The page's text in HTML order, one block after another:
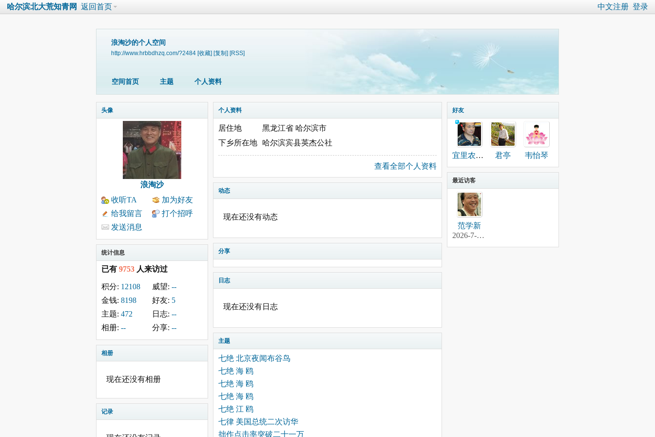
中文注册 登录
哈尔滨北大荒知青网 返回首页
浪淘沙的个人空间
http://www.hrbbdhzq.com/?2484 [收藏] [复制] [RSS]
空间首页 主题 个人资料
头像
浪淘沙
收听TA
加为好友
给我留言
打个招呼
发送消息
统计信息
已有 9753 人来访过
积分: 12108 威望: --
金钱: 8198 好友: 5
主题: 472 日志: --
相册: -- 分享: --
相册
现在还没有相册
记录
个人资料
居住地
黑龙江省 哈尔滨市
下乡所在地
哈尔滨宾县英杰公社
查看全部个人资料
动态
现在还没有动态
分享
日志
现在还没有日志
主题
七绝 北京夜闻布谷鸟
七绝 海 鸥
七绝 海 鸥
七绝 海 鸥
七绝 江 鸥
七律 美国总统二次访华
拙作点击率突破二十一万
好友
宜里农场董建国 君亭 韦怡琴
最近访客
范学新
2026-7-8 21:21